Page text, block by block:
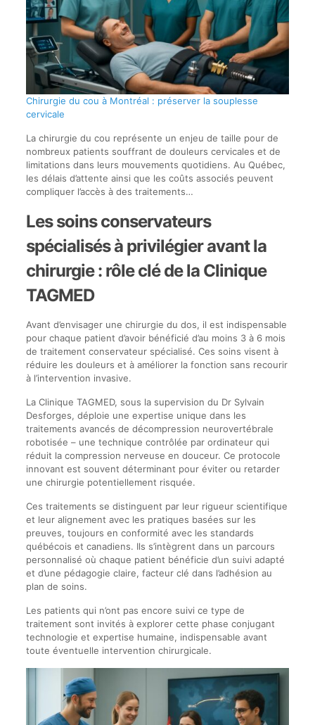
Chirurgie du cou à Montréal : préserver la souplesse
cervicale
La chirurgie du cou représente un enjeu de taille pour de
nombreux patients souffrant de douleurs cervicales et de
limitations dans leurs mouvements quotidiens. Au Québec,
les délais d’attente ainsi que les coûts associés peuvent
compliquer l’accès à des traitements…
Les soins conservateurs
spécialisés à privilégier avant la
chirurgie : rôle clé de la Clinique
TAGMED
Avant d’envisager une chirurgie du dos, il est indispensable
pour chaque patient d’avoir bénéficié d’au moins 3 à 6 mois
de traitement conservateur spécialisé. Ces soins visent à
réduire les douleurs et à améliorer la fonction sans recourir
à l’intervention invasive.
La Clinique TAGMED, sous la supervision du Dr Sylvain
Desforges, déploie une expertise unique dans les
traitements avancés de décompression neurovertébrale
robotisée – une technique contrôlée par ordinateur qui
réduit la compression nerveuse en douceur. Ce protocole
innovant est souvent déterminant pour éviter ou retarder
une chirurgie potentiellement risquée.
Ces traitements se distinguent par leur rigueur scientifique
et leur alignement avec les pratiques basées sur les
preuves, toujours en conformité avec les standards
québécois et canadiens. Ils s’intègrent dans un parcours
personnalisé où chaque patient bénéficie d’un suivi adapté
et d’une pédagogie claire, facteur clé dans l’adhésion au
plan de soins.
Les patients qui n’ont pas encore suivi ce type de
traitement sont invités à explorer cette phase conjugant
technologie et expertise humaine, indispensable avant
toute éventuelle intervention chirurgicale.